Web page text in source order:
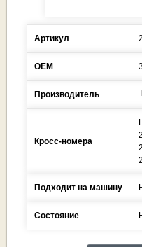
Артикул
ОЕМ
Производитель
Кросс-номера
Подходит на машину
Состояние